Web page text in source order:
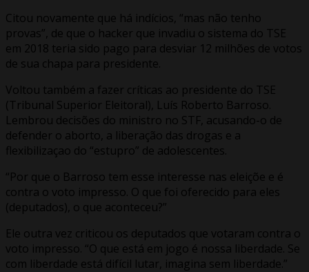
Citou novamente que há indícios, “mas não tenho
provas”, de que o hacker que invadiu o sistema do TSE
em 2018 teria sido pago para desviar 12 milhões de votos
de sua chapa para presidente.
Voltou também a fazer críticas ao presidente do TSE
(Tribunal Superior Eleitoral), Luís Roberto Barroso.
Lembrou decisões do ministro no STF, acusando-o de
defender o aborto, a liberação das drogas e a
flexibilizaçao do “estupro” de adolescentes.
“Por que o Barroso tem esse interesse nas eleiçõe e é
contra o voto impresso. O que foi oferecido para eles
(deputados), o que aconteceu?”
Ele outra vez criticou os deputados que votaram contra o
voto impresso. “O que está em jogo é nossa liberdade. Se
com liberdade está difícil lutar, imagina sem liberdade.”